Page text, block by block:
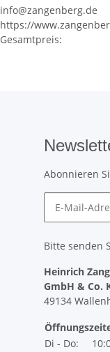
info@zangenberg.de
https://
Gesamtpreis:
Abonnieren
Bitte senden
Heinrich
GmbH & Co.
49134
Di - Do: